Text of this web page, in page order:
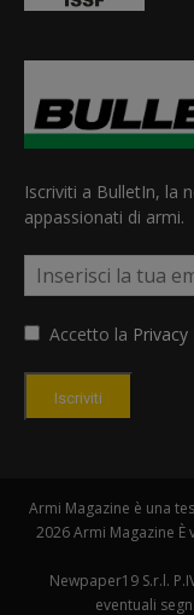
Iscriviti a BulletIn, la
appassionati di armi.
Accetto la
Iscriviti
Armi Magazine è una
2026 Armi Magazine
Newpaper19 S.r.l.
eventuali